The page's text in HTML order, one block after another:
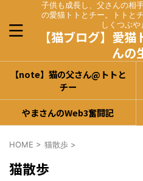
子供も成長し、父さんの相
の愛猫トトとチー。トトと
しくつぶや
【猫ブログ】愛
んの
【note】猫の父さん@トトと
チー
やまさんのWeb3奮闘記
HOME > 猫散歩 >
猫散歩